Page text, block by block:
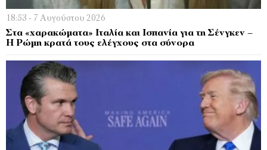
18:53 - 7 Αυγούστου 2026
Στα «χαρακώματα» Ιταλία και Ισπανία για τη Σένγκεν –
Η Ρώμη κρατά τους ελέγχους στα σύνορα